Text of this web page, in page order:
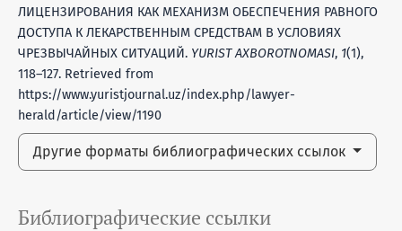
ЛИЦЕНЗИРОВАНИЯ КАК МЕХАНИЗМ ОБЕСПЕЧЕНИЯ РАВНОГО
ДОСТУПА К ЛЕКАРСТВЕННЫМ СРЕДСТВАМ В УСЛОВИЯХ
ЧРЕЗВЫЧАЙНЫХ СИТУАЦИЙ. YURIST AXBOROTNOMASI, 1(1),
118–127. Retrieved from
https://www.yuristjournal.uz/index.php/lawyer-
herald/article/view/1190
Другие форматы библиографических ссылок
Библиографические ссылки